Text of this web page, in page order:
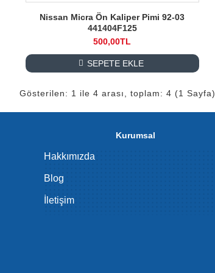
Nissan Micra Ön Kaliper Pimi 92-03
441404F125
500,00TL
SEPETE EKLE
Gösterilen: 1 ile 4 arası, toplam: 4 (1 Sayfa)
Kurumsal
Hakkımızda
Blog
İletişim